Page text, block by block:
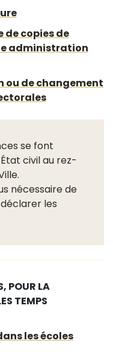
copies de
administration
ou de changement
se font
civil au rez-
nécessaire de
les
POUR LA
TEMPS
les écoles